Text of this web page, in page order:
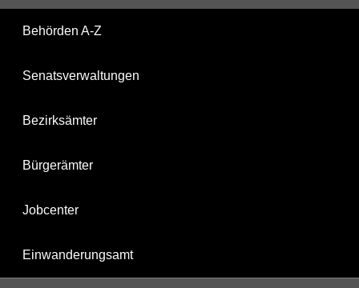
Behörden A-Z
Senatsverwaltungen
Bezirksämter
Bürgerämter
Jobcenter
Einwanderungsamt